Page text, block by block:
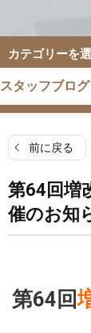
カテゴリーを
スタッフブログ
前に戻る
第64回増
催のお知
第64回